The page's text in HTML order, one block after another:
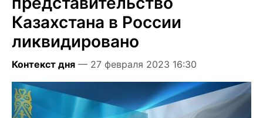
Казахстана в России
ликвидировано
Контекст дня — 27 февраля 2023 16:30